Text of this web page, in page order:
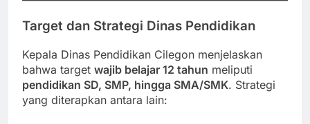
Target dan Strategi Dinas Pendidikan
Kepala Dinas Pendidikan Cilegon menjelaskan
bahwa target wajib belajar 12 tahun meliputi
pendidikan SD, SMP, hingga SMA/SMK. Strategi
yang diterapkan antara lain: